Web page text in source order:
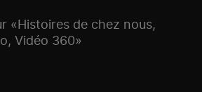
«Histoires de chez nous,
Vidéo 360»